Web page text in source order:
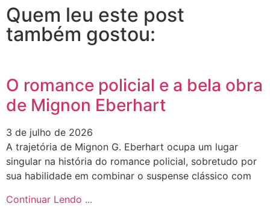
Quem leu este post
também gostou:
O romance policial e a bela obra
de Mignon Eberhart
3 de julho de 2026
A trajetória de Mignon G. Eberhart ocupa um lugar
singular na história do romance policial, sobretudo por
sua habilidade em combinar o suspense clássico com
Continuar Lendo ...